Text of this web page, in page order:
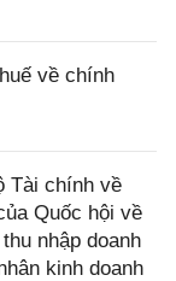
về chính
Tài chính về
Quốc hội về
nhập doanh
kinh doanh